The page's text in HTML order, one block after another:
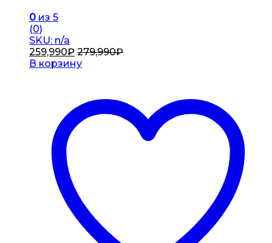
0 из 5
(0)
SKU: n/a
259,990₽ 279,990₽
В корзину